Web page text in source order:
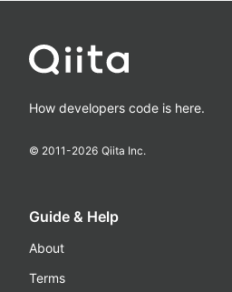
How developers code is here.
© 2011-2026 Qiita Inc.
Guide & Help
About
Terms